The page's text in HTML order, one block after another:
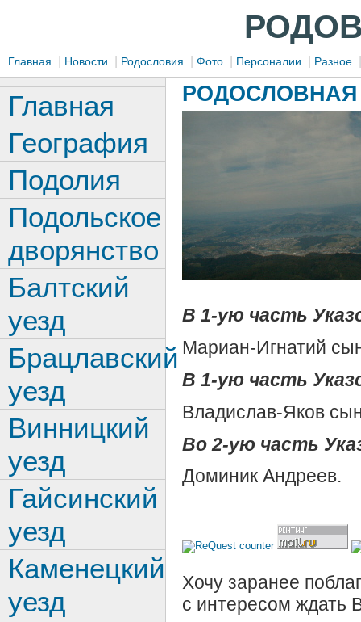
Главная Новости Родословия Фото Персоналии Разное
РОДОСЛОВНАЯ
В 1-ую часть
Мариан-Игнатий
В 1-ую часть
Владислав-Яков
Во 2-ую часть
Доминик Андреев.
Хочу заранее
с интересом ждать
Главная
География
Подолия
Подольское
дворянство
Балтский
уезд
Брацлавский
уезд
Винницкий
уезд
Гайсинский
уезд
Каменецкий
уезд